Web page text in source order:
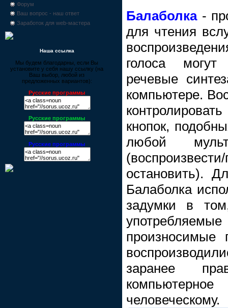
Форум
Ваш вопрос - наш ответ
Заработок для web-мастера
Наша ссылка
Мы будем благодарны, если Вы
установите у себя нашу ссылку (на
Ваш выбор, любой из
предложенных вариантов):
Русские программы
Русские программы
Русские программы
Балаболка-
для чтения
голоса
речевые
компьютере.
кнопок,
любой
остановить).
Балаболка
задумки в
произносимые
заранее
человеческому.